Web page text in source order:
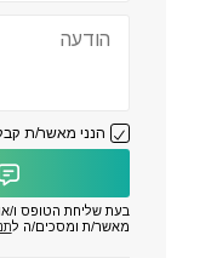
הנני מאשר/ת
בעת שליחת הטופס ו/
מאשר/ת ומסכים/ה ל